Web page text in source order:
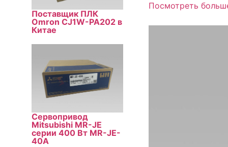
Поставщик ПЛК
Omron CJ1W-PA202 в
Китае
Сервопривод
Mitsubishi MR-JE
серии 400 Вт MR-JE-
40A
Посмотреть